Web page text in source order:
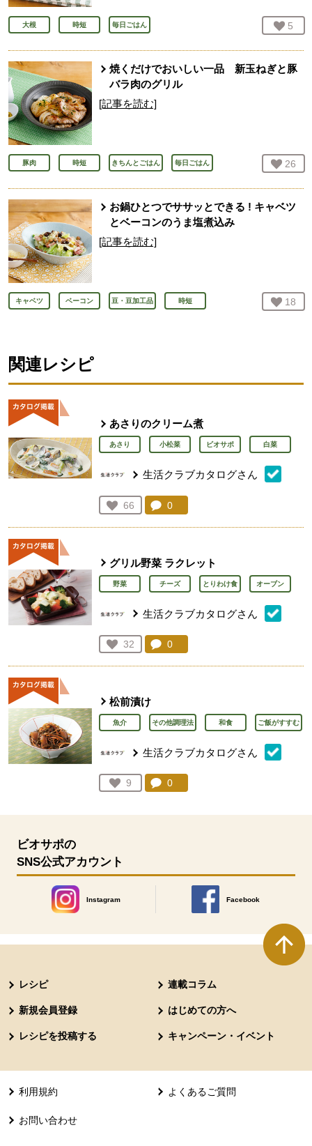
大根 時短 毎日ごはん お気
5
焼くだけでおいしい一品 新玉ねぎと豚
バラ肉のグリル
[記事を読む]
豚肉 時短 きちんとごはん 毎日ごはん お気
26
お鍋ひとつでササッとできる ! キャベツ
とベーコンのうま塩煮込み
[記事を読む]
キャベツ ベーコン 豆・豆加工品 時短 お気
18
関連レシピ
あさりのクリーム煮
あさり 小松菜 ビオサポ 白菜
生活クラブカタログさん
お気に入り登録：
66
人が登録
コメント：
0
グリル野菜 ラクレット
野菜 チーズ とりわけ食 オーブン
生活クラブカタログさん
お気に入り登録：
32
人が登録
コメント：
0
松前漬け
魚介 その他調理法 和食 ご飯がすすむ
生活クラブカタログさん
お気に入り登録：
9
人が登録
コメント：
0
ビオサポの
SNS公式アカウント
Instagram
別のウィンドウで開きます。
Facebook
別のウィンドウで開きます
レシピ 連載コラム
新規会員登録 はじめての方へ
レシピを投稿する キャンペーン・イベント
利用規約 よくあるご質問
お問い合わせ